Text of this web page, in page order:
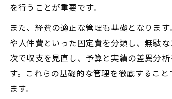
表が工務店経営の戦略見直しに活用できる
経営の現場で役立つ財務諸表作成のポイント
許可申請に必要な財務諸表の正確な作成法
経営の財務管理で注目すべき財務指標
工務店の利益率を最大化
経営における経費管理の徹底ポイント
を行うことが重要です。
また、経費の適正な管理も基礎となりま
や人件費といった固定費を分類し、無駄
次で収支を見直し、予算と実績の差異分
す。これらの基礎的な管理を徹底するこ
ます。